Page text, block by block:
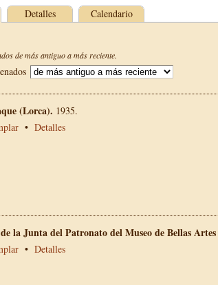
Detalles Calendario
de más antiguo a más reciente.
(Lorca). 1935.
• Detalles
la Junta del Patronato del Museo de Bellas
• Detalles